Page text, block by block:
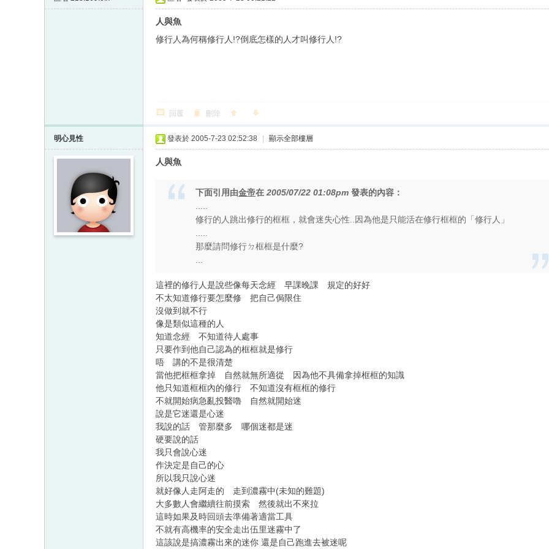
人與魚
修行人為何稱修行人!?倒底怎樣的人才叫修行人!?
回覆 刪除
明心見性 發表於 2005-7-23 02:52:38 顯示全部樓層
人與魚
下面引用由金帝在 2005/07/22 01:08pm 發表的內容：
修行的人跳出修行的框框，就會迷失心性..因為他是只能活在修行框框的「修行人」
那麼請問修行ㄉ框框是什麼?
這裡的修行人是說些像每天念經 早課晚課 規定的好好
不太知道修行要怎麼修 把自己侷限住
沒做到就不行
像是類似這種的人
知道念經 不知道待人處事
只要作到他自己認為的框框就是修行
唔 講的不是很清楚
當他把框框拿掉 自然就無所適從 因為他不具備拿掉框框的知識
他只知道框框內的修行 不知道沒有框框的修行
不就開始病急亂投醫嚕 自然就開始迷
說是它迷還是心迷
我說的話 管那麼多 哪個迷都是迷
硬要說的話
我只會說心迷
作決定是自己的心
所以我只說心迷
就好像人走阿走的 走到濃霧中(未知的難題)
大多數人會繼續往前摸索 然後就出不來拉
這時如果及時回頭去準備著適當工具
不就有高機率的安全走出伍里迷霧中了
這該說是搞濃霧出來的迷你 還是自己跑進去被迷呢